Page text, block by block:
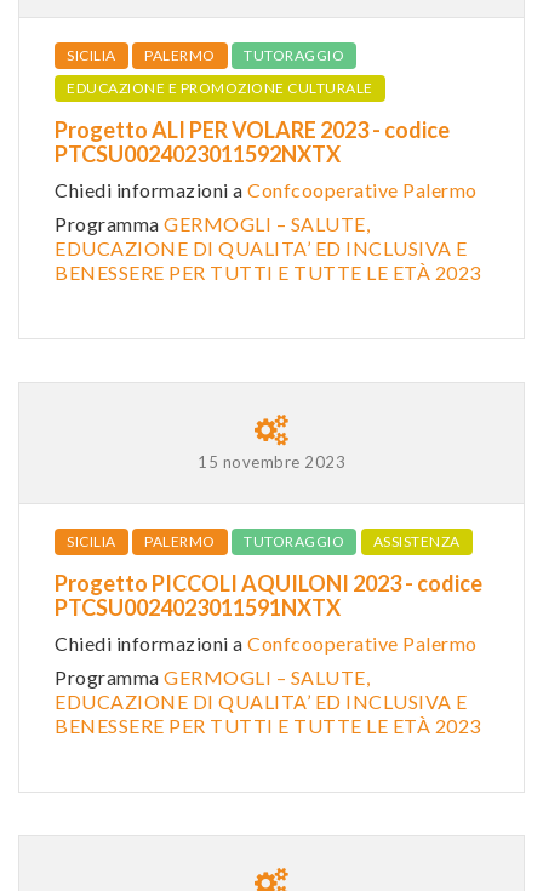
SICILIA PALERMO
TUTORAGGIO
EDUCAZIONE E PROMOZIONE CULTURALE
Progetto ALI PER VOLARE 2023 - codice
PTCSU0024023011592NXTX
Chiedi informazioni a Confcooperative Palermo
Programma GERMOGLI – SALUTE,
EDUCAZIONE DI QUALITA’ ED INCLUSIVA E
BENESSERE PER TUTTI E TUTTE LE ETÀ 2023
15 novembre 2023
SICILIA PALERMO TUTORAGGIO ASSISTENZA
Progetto PICCOLI AQUILONI 2023 - codice
PTCSU0024023011591NXTX
Chiedi informazioni a Confcooperative Palermo
Programma GERMOGLI – SALUTE,
EDUCAZIONE DI QUALITA’ ED INCLUSIVA E
BENESSERE PER TUTTI E TUTTE LE ETÀ 2023